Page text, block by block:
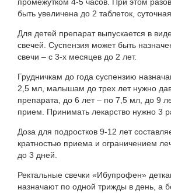
быть увеличена до 2 таблеток,
Для детей препарат выпускается в
свечей. Суспензия может быть
свечи – с 3-х месяцев до 2 лет.
Грудничкам до года суспензию
2,5 мл, малышам до трех лет нужно
препарата, до 6 лет – по 7,5 мл, до 9
прием. Принимать лекарство нужно 3
Доза для подростков 9-12 лет
кратностью приема и ограничением
до 3 дней.
Ректальные свечки «Ибупрофен»
назначают по одной трижды в день, а